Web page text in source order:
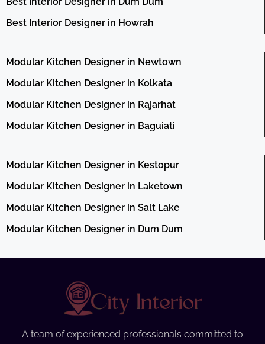
Best Interior Designer in Howrah
Modular Kitchen Designer in Newtown
Modular Kitchen Designer in Kolkata
Modular Kitchen Designer in Rajarhat
Modular Kitchen Designer in Baguiati
Modular Kitchen Designer in Kestopur
Modular Kitchen Designer in Laketown
Modular Kitchen Designer in Salt Lake
Modular Kitchen Designer in Dum Dum
A team of experienced professionals committed to